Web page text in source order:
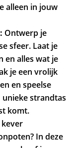
alleen in jouw
Ontwerp je
sfeer. Laat je
en alles wat je
je een vrolijk
en speelse
unieke strandtas
komt.
kever
In deze